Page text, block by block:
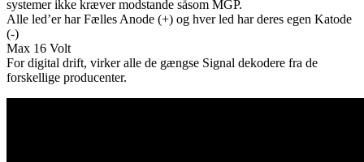
systemer ikke kræver modstande såsom MGP.
Alle led’er har Fælles Anode (+) og hver led har deres egen Katode
(-)
Max 16 Volt
For digital drift, virker alle de gængse Signal dekodere fra de
forskellige producenter.